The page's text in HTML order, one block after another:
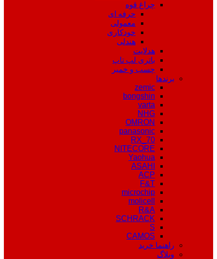
چراغ قوه
حرفه ای
معمولی
خودکاری
هندلی
هدلایت
باتری لپ تاپ
چسب و خمیر
برندها
zemic
bongshin
varta
NHG
OMRON
panasonic
RX_70
NITECORE
Yaohua
ASAHI
ACP
F&T
microchip
molicell
R&A
SCHRACK
S
CAMOS
راهنما خرید
وبلاگ